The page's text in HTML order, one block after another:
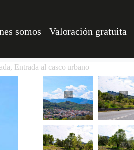
somos Valoración gratuita
Entrada al casco urbano